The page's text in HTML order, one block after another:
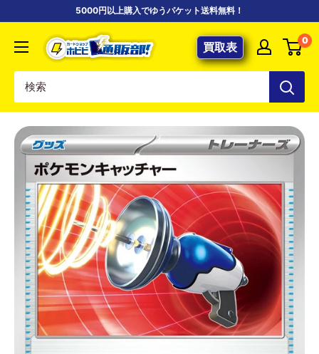
5000円以上購入でゆうパケット送料無料！
【ポ
ケ
専
門
店】
カ
ー
ド
シ
ョ
ッ
プ
ホ
ビ
通
買取表 0